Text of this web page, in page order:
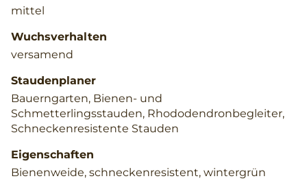
mittel
Wuchsverhalten
versamend
Staudenplaner
Bauerngarten, Bienen- und
Schmetterlingsstauden, Rhododendronbegleiter,
Schneckenresistente Stauden
Eigenschaften
Bienenweide, schneckenresistent, wintergrün